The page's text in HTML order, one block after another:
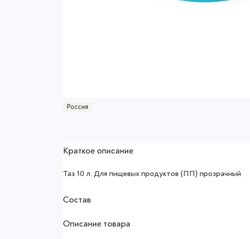
Россия
Краткое описание
Таз 10 л. Для пищевых продуктов (ПП) прозрачный
Состав
Описание товара